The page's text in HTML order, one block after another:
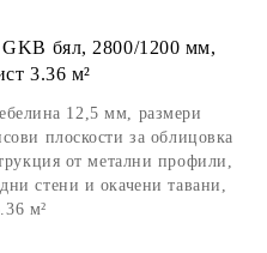
бял, 2800/1200 мм,
3.36 м²
12,5 мм, размери
плоскости за облицовка
от метални профили,
стени и окачени тавани,
м²